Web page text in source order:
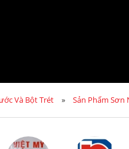
Và Bột Trét » Sản Phẩm Sơn